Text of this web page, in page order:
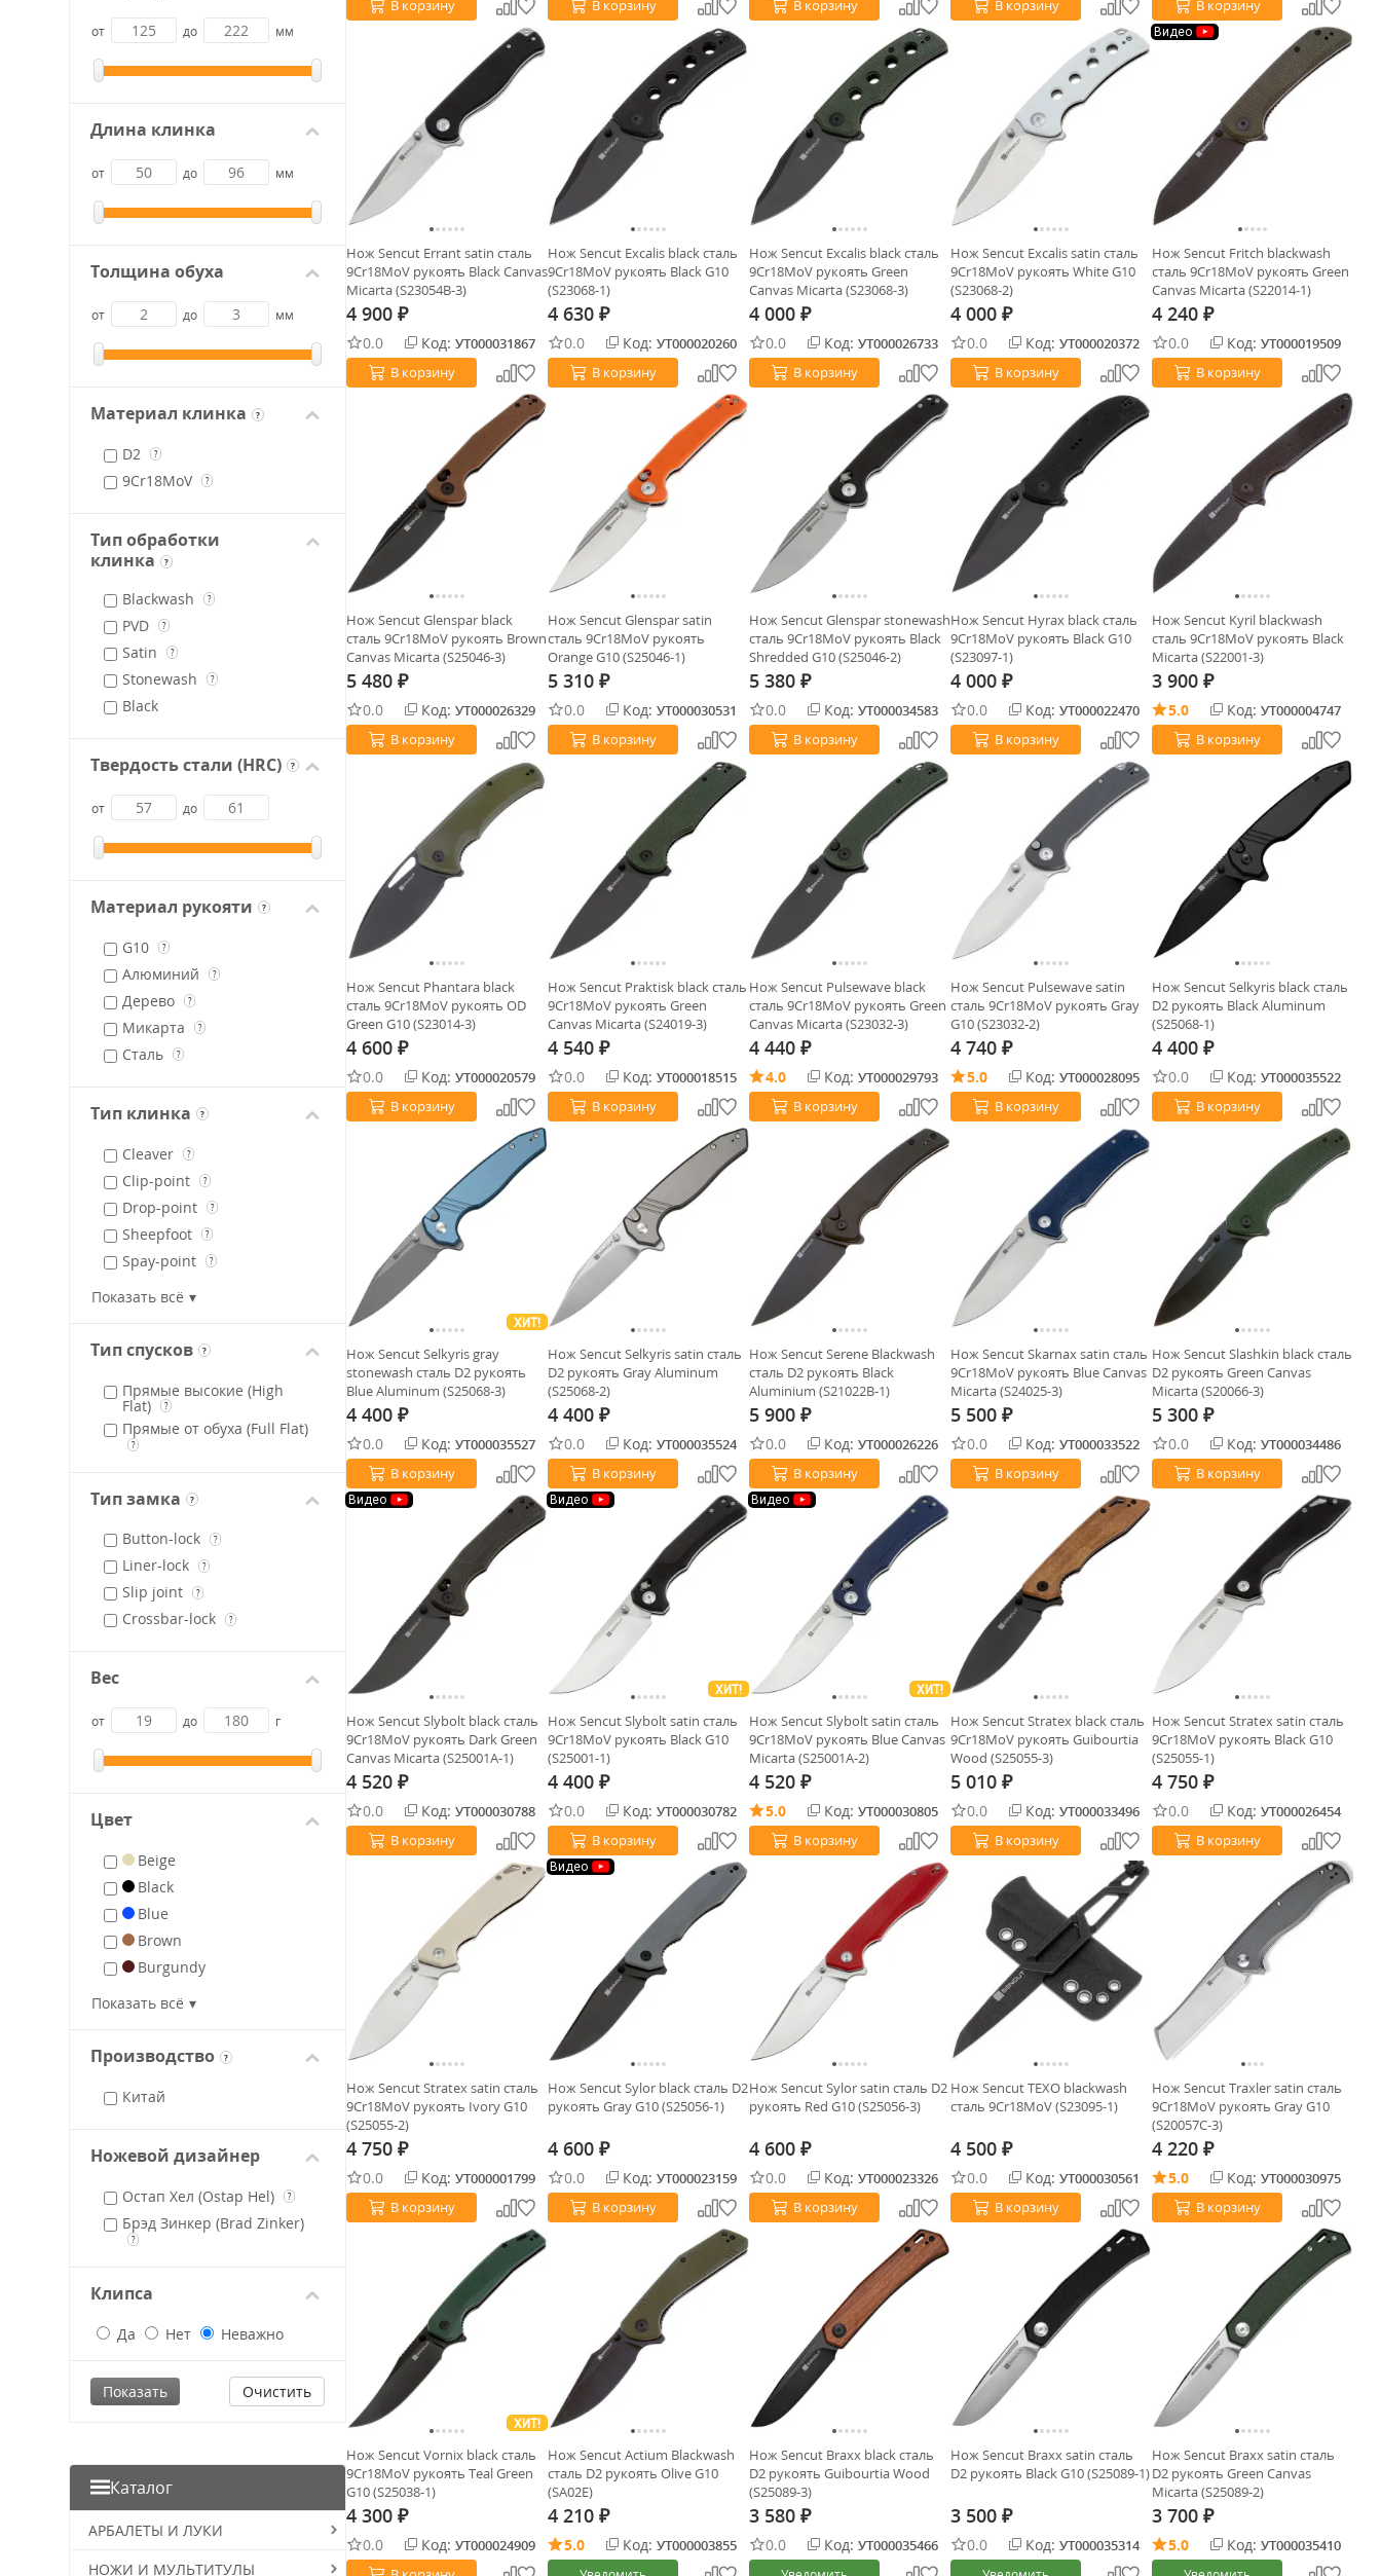
от до мм
Длина клинка
от до мм
Толщина обуха
от до мм
Материал клинка ?
D2 ?
9Cr18MoV ?
Тип обработки
клинка
?
Blackwash ?
PVD ?
Satin ?
Stonewash ?
Black
Твердость стали (HRC) ?
от до
Материал рукояти ?
G10 ?
Алюминий ?
Дерево ?
Микарта ?
Сталь ?
Тип клинка ?
Cleaver ?
Clip-point ?
Drop-point ?
Sheepfoot ?
Spay-point ?
Показать всё
Тип спусков ?
Прямые высокие (High
Flat)
?
Прямые от обуха (Full Flat)
?
Тип замка ?
Button-lock ?
Liner-lock ?
Slip joint ?
Crossbar-lock ?
Вес
от до г
Цвет
Beige
Black
Blue
Brown
Burgundy
Green
Olive
Olive Drab
Pink
Tan
White
Показать всё
Производство ?
Китай
Ножевой дизайнер
Остап Хел (Ostap Hel) ?
Брэд Зинкер (Brad Zinker)
?
Клипса
Да Нет Неважно
Очистить
Каталог
АРБАЛЕТЫ И ЛУКИ
НОЖИ И МУЛЬТИТУЛЫ
В корзину
В корзину
В корзину
В корзину
В корзину
Нож Sencut Errant satin сталь
9Cr18MoV рукоять Black Canvas
Micarta (S23054B-3)
4 900 ₽
0.0 Код: УТ000031867
В корзину
Нож Sencut Excalis black сталь
9Cr18MoV рукоять Black G10
(S23068-1)
4 630 ₽
0.0 Код: УТ000020260
В корзину
Нож Sencut Excalis black сталь
9Cr18MoV рукоять Green
Canvas Micarta (S23068-3)
4 000 ₽
0.0 Код: УТ000026733
В корзину
Нож Sencut Excalis satin сталь
9Cr18MoV рукоять White G10
(S23068-2)
4 000 ₽
0.0 Код: УТ000020372
В корзину
Видео
Нож Sencut Fritch blackwash
сталь 9Cr18MoV рукоять Green
Canvas Micarta (S22014-1)
4 240 ₽
0.0 Код: УТ000019509
В корзину
Нож Sencut Glenspar black
сталь 9Cr18MoV рукоять Brown
Canvas Micarta (S25046-3)
5 480 ₽
0.0 Код: УТ000026329
В корзину
Нож Sencut Glenspar satin
сталь 9Cr18MoV рукоять
Orange G10 (S25046-1)
5 310 ₽
0.0 Код: УТ000030531
В корзину
Нож Sencut Glenspar stonewash
сталь 9Cr18MoV рукоять Black
Shredded G10 (S25046-2)
5 380 ₽
0.0 Код: УТ000034583
В корзину
Нож Sencut Hyrax black сталь
9Cr18MoV рукоять Black G10
(S23097-1)
4 000 ₽
0.0 Код: УТ000022470
В корзину
Нож Sencut Kyril blackwash
сталь 9Cr18MoV рукоять Black
Micarta (S22001-3)
3 900 ₽
5.0 Код: УТ000004747
В корзину
Нож Sencut Phantara black
сталь 9Cr18MoV рукоять OD
Green G10 (S23014-3)
4 600 ₽
0.0 Код: УТ000020579
В корзину
Нож Sencut Praktisk black сталь
9Cr18MoV рукоять Green
Canvas Micarta (S24019-3)
4 540 ₽
0.0 Код: УТ000018515
В корзину
Нож Sencut Pulsewave black
сталь 9Cr18MoV рукоять Green
Canvas Micarta (S23032-3)
4 440 ₽
4.0 Код: УТ000029793
В корзину
Нож Sencut Pulsewave satin
сталь 9Cr18MoV рукоять Gray
G10 (S23032-2)
4 740 ₽
5.0 Код: УТ000028095
В корзину
Нож Sencut Selkyris black сталь
D2 рукоять Black Aluminum
(S25068-1)
4 400 ₽
0.0 Код: УТ000035522
В корзину
ХИТ!
Нож Sencut Selkyris gray
stonewash сталь D2 рукоять
Blue Aluminum (S25068-3)
4 400 ₽
0.0 Код: УТ000035527
В корзину
Нож Sencut Selkyris satin сталь
D2 рукоять Gray Aluminum
(S25068-2)
4 400 ₽
0.0 Код: УТ000035524
В корзину
Нож Sencut Serene Blackwash
сталь D2 рукоять Black
Aluminium (S21022B-1)
5 900 ₽
0.0 Код: УТ000026226
В корзину
Нож Sencut Skarnax satin сталь
9Cr18MoV рукоять Blue Canvas
Micarta (S24025-3)
5 500 ₽
0.0 Код: УТ000033522
В корзину
Нож Sencut Slashkin black сталь
D2 рукоять Green Canvas
Micarta (S20066-3)
5 300 ₽
0.0 Код: УТ000034486
В корзину
Видео
Нож Sencut Slybolt black сталь
9Cr18MoV рукоять Dark Green
Canvas Micarta (S25001A-1)
4 520 ₽
0.0 Код: УТ000030788
В корзину
Видео
ХИТ!
Нож Sencut Slybolt satin сталь
9Cr18MoV рукоять Black G10
(S25001-1)
4 400 ₽
0.0 Код: УТ000030782
В корзину
Видео
ХИТ!
Нож Sencut Slybolt satin сталь
9Cr18MoV рукоять Blue Canvas
Micarta (S25001A-2)
4 520 ₽
5.0 Код: УТ000030805
В корзину
Нож Sencut Stratex black сталь
9Cr18MoV рукоять Guibourtia
Wood (S25055-3)
5 010 ₽
0.0 Код: УТ000033496
В корзину
Нож Sencut Stratex satin сталь
9Cr18MoV рукоять Black G10
(S25055-1)
4 750 ₽
0.0 Код: УТ000026454
В корзину
Нож Sencut Stratex satin сталь
9Cr18MoV рукоять Ivory G10
(S25055-2)
4 750 ₽
0.0 Код: УТ000001799
В корзину
Видео
Нож Sencut Sylor black сталь D2
рукоять Gray G10 (S25056-1)
4 600 ₽
0.0 Код: УТ000023159
В корзину
Нож Sencut Sylor satin сталь D2
рукоять Red G10 (S25056-3)
4 600 ₽
0.0 Код: УТ000023326
В корзину
Нож Sencut TEXO blackwash
сталь 9Cr18MoV (S23095-1)
4 500 ₽
0.0 Код: УТ000030561
В корзину
Нож Sencut Traxler satin сталь
9Cr18MoV рукоять Gray G10
(S20057C-3)
4 220 ₽
5.0 Код: УТ000030975
В корзину
ХИТ!
Нож Sencut Vornix black сталь
9Cr18MoV рукоять Teal Green
G10 (S25038-1)
4 300 ₽
0.0 Код: УТ000024909
Нож Sencut Actium Blackwash
сталь D2 рукоять Olive G10
(SA02E)
4 210 ₽
5.0 Код: УТ000003855
Нож Sencut Braxx black сталь
D2 рукоять Guibourtia Wood
(S25089-3)
3 580 ₽
0.0 Код: УТ000035466
Нож Sencut Braxx satin сталь
D2 рукоять Black G10 (S25089-1)
3 500 ₽
0.0 Код: УТ000035314
Нож Sencut Braxx satin сталь
D2 рукоять Green Canvas
Micarta (S25089-2)
3 700 ₽
5.0 Код: УТ000035410